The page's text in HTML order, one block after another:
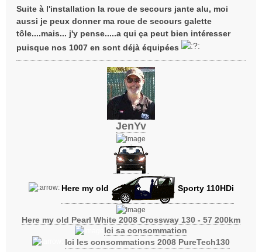
Suite à l'installation la roue de secours jante alu, moi
aussi je peux donner ma roue de secours galette
tôle....mais... j'y pense.....a qui ça peut bien intéresser
puisque nos 1007 en sont déjà équipées
JenYv
Here my old Sporty 110HDi
Here my old Pearl White 2008 Crossway 130 - 57 200km
Ici sa consommation
Ici les consommations 2008 PureTech130